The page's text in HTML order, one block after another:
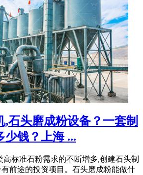
,石头磨成粉设备？一套制
少钱？上海 ...
高标准石粉需求的不断增多,创建石头制
前途的投资项目。石头磨成粉能做什